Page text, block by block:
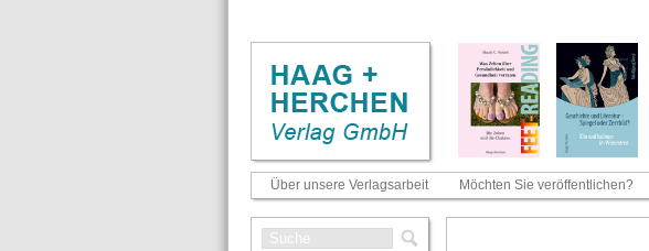
Über unsere Verlagsarbeit Möchten Sie veröffentlichen?